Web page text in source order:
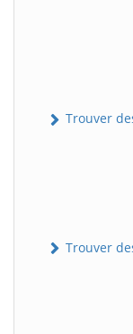
Trouver
Trouver